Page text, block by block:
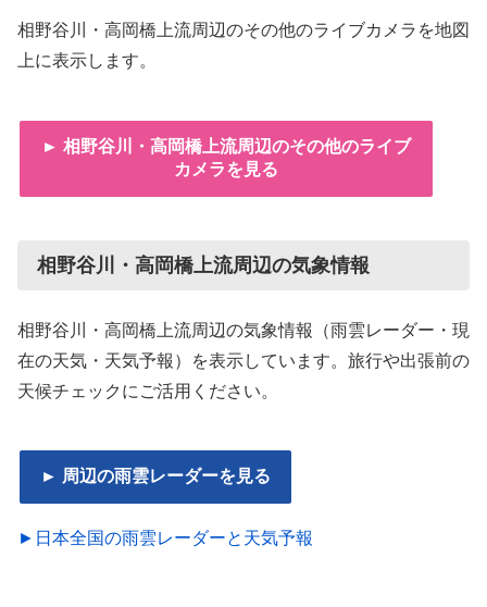
相野谷川・高岡橋上流周辺のその他のライブカメラを地図
上に表示します。
► 相野谷川・高岡橋上流周辺のその他のライブ
カメラを見る
相野谷川・高岡橋上流周辺の気象情報
相野谷川・高岡橋上流周辺の気象情報（雨雲レーダー・現
在の天気・天気予報）を表示しています。旅行や出張前の
天候チェックにご活用ください。
► 周辺の雨雲レーダーを見る
►日本全国の雨雲レーダーと天気予報